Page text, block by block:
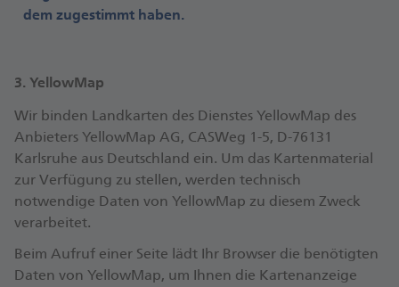
dem zugestimmt haben.
3. YellowMap
Wir binden Landkarten des Dienstes YellowMap des
Anbieters YellowMap AG, CASWeg 1-5, D-76131
Karlsruhe aus Deutschland ein. Um das Kartenmaterial
zur Verfügung zu stellen, werden technisch
notwendige Daten von YellowMap zu diesem Zweck
verarbeitet.
Beim Aufruf einer Seite lädt Ihr Browser die benötigten
Daten von YellowMap, um Ihnen die Kartenanzeige